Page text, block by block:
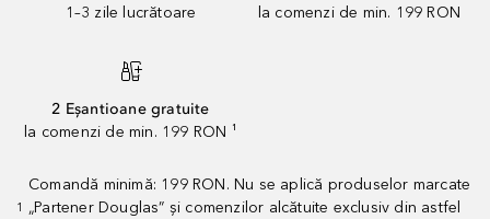
1–3 zile lucrătoare
la comenzi de min. 199 RON
2 Eșantioane gratuite
la comenzi de min. 199 RON ¹
1
Comandă minimă: 199 RON. Nu se aplică produselor marcate
„Partener Douglas” și comenzilor alcătuite exclusiv din astfel